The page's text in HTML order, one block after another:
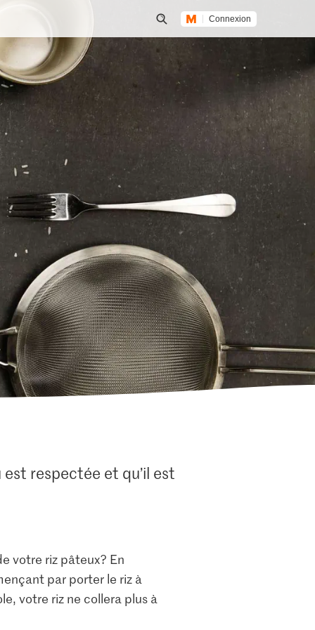
Lancer une recherche
Connexion
respectée et qu’il est
votre riz pâteux? En
par porter le riz à
votre riz ne collera plus à